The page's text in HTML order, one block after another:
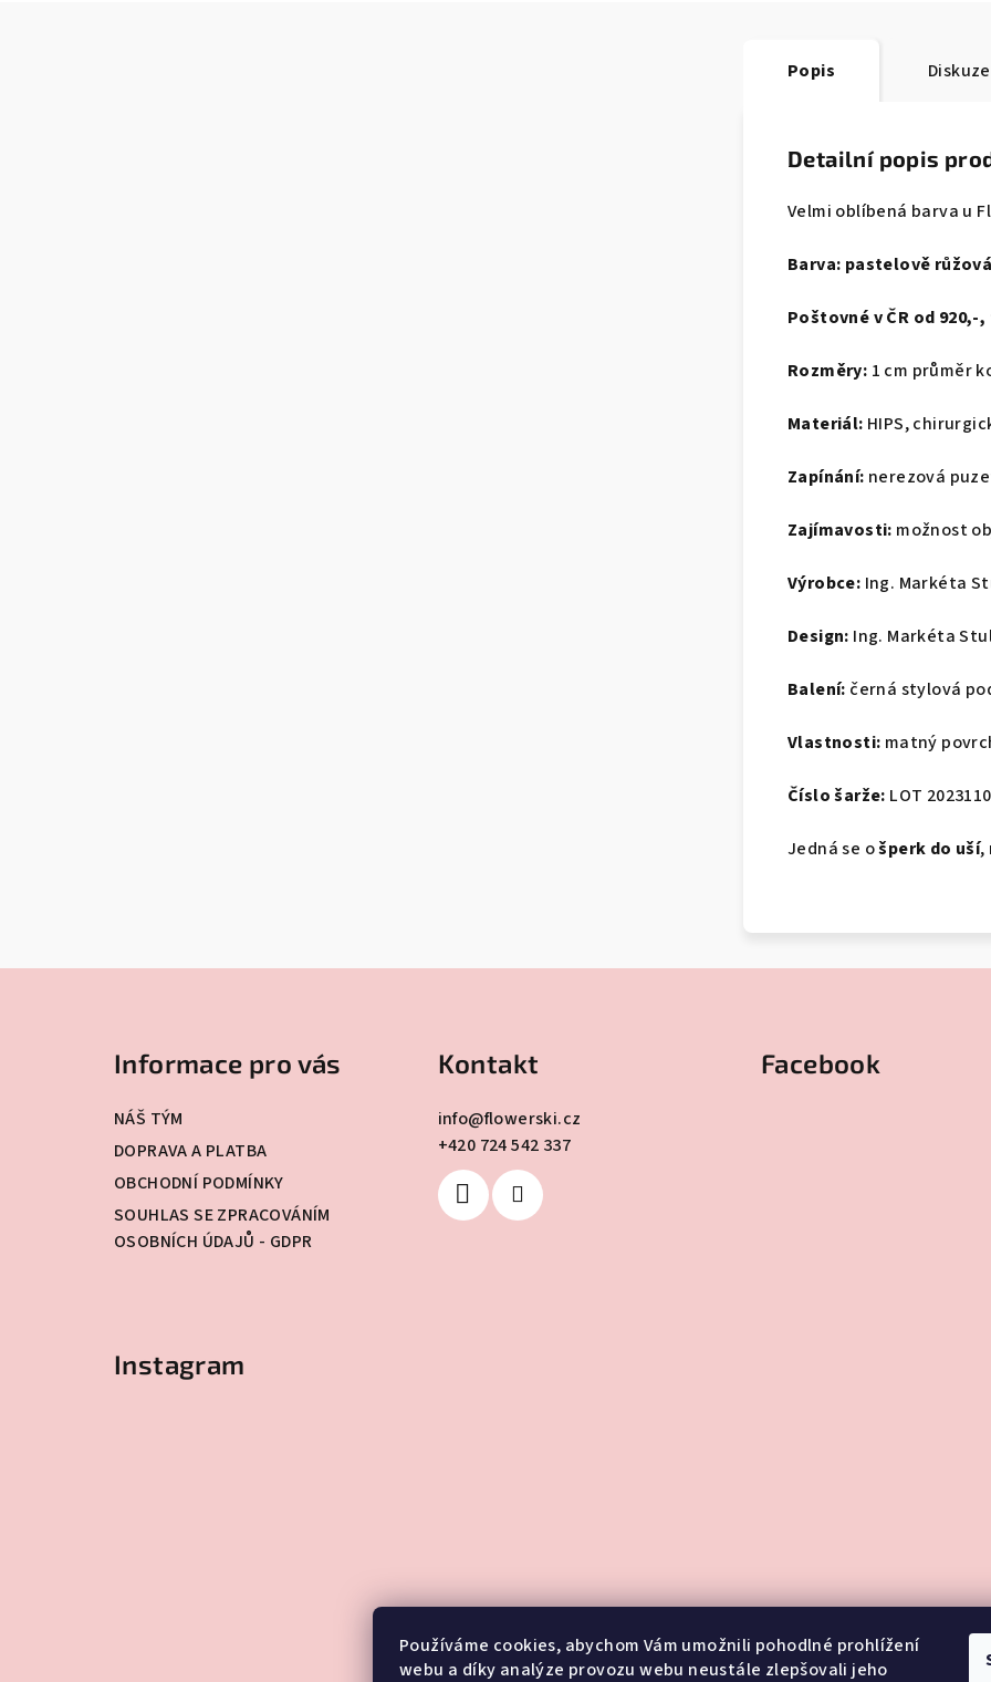
Používáme cookies, abychom Vám umožnili pohodlné prohlížení
webu a díky analýze provozu webu neustále zlepšovali jeho
Popis Diskuze
Detailní popis
Velmi oblíbená barva u
Barva: pastelově růžová
Poštovné v ČR od 920,-
Rozměry: 1 cm průměr
Materiál: HIPS,
Zapínání: nerezová
Zajímavosti: možnost
Výrobce: Ing. Markéta
Design: Ing. Markéta
Balení: černá stylová
Vlastnosti: matný
Číslo šarže: LOT
Jedná se ošperk do uší,
Informace pro vás
NÁŠ TÝM
DOPRAVA A PLATBA
OBCHODNÍ PODMÍNKY
SOUHLAS SE ZPRACOVÁNÍM
OSOBNÍCH ÚDAJŮ - GDPR
Kontakt
info@flowerski.cz
+420 724 542 337
Facebook
Instagram